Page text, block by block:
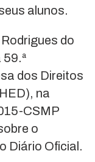
alunos.
do
dos Direitos
na
CSMP
o
Diário Oficial.